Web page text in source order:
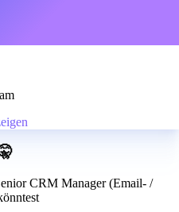
CRM Manager (Email- /